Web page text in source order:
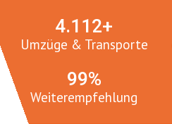
Umzüge & Transporte
4.112+
Weiterempfehlung
100%